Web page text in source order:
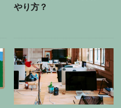
やり方？